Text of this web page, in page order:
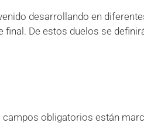
desarrollando en
De estos duelos se
campos obligatorios están